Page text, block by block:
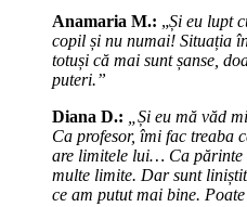
Anamaria M.: „Și eu lupt
copil și nu numai! Situația
totuși că mai sunt șanse,
puteri.”
Diana D.: „Și eu mă văd
Ca profesor, îmi fac treaba
are limitele lui… Ca părinte
multe limite. Dar sunt
ce am putut mai bine.